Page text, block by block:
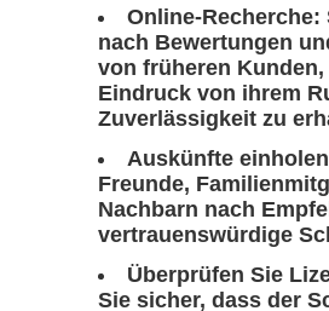
Online-Recherche:
nach Bewertungen
von früheren Kunden,
Eindruck von ihrem
Zuverlässigkeit zu
Auskünfte
Freunde,
Nachbarn nach
vertrauenswürdige
Überprüfen Sie
Sie sicher, dass der